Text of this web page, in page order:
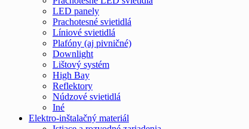
LED panely
Prachotesné svietidlá
Líniové svietidlá
Plafóny (aj pivničné)
Downlight
Lištový systém
High Bay
Reflektory
Núdzové svietidlá
Iné
Elektro-inštalačný materiál